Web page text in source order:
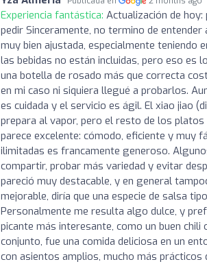
Experiencia fantástica: Actualización de
pedir Sinceramente, no termino de
muy bien ajustada, especialmente teniendo
las bebidas no están incluidas, pero eso es
una botella de rosado más que correcta
en mi caso ni siquiera llegué a probarlos.
es cuidada y el servicio es ágil. El xiao jiao
prepara al vapor, pero el resto de los
parece excelente: cómodo, eficiente y muy
ilimitadas es francamente generoso.
compartir, probar más variedad y evitar
pareció muy destacable, y en general
mejorable, diría que una especie de salsa
Personalmente me resulta algo dulce, y
picante más interesante, como un buen chili
conjunto, fue una comida deliciosa en un
con asientos amplios, mucho más prácticos